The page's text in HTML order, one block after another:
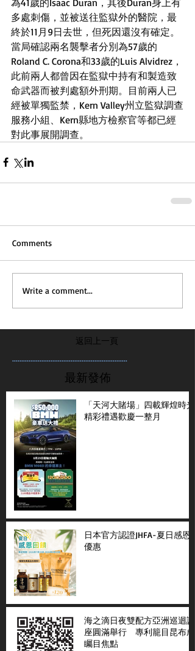
多處刺傷，並被送往監獄外的醫院，最
終於11月9日去世，但死因還沒有確定。
當局確認兩名襲擊者分別為57歲的
Roland C. Corona和33歲的Luis Alvidrez，
此前兩人都曾因在監獄中持有和製造致
命武器而被判處額外刑期。目前兩人已
經被單獨監禁，Kern Valley州立監獄調查
服務小組、Kern縣地方檢察官等都已經
對此事展開調查。
Comments
Write a comment...
返回上一頁
...............................................................
最新發佈
「天河大賭場」四載輝煌時光
精彩禮遇歡慶一整月
日本官方認證JHFA-夏日感恩
優惠
海之滴日夜雙配方亞洲巡迴講
座圓滿舉行 專利籠目昆布成
矚目焦點